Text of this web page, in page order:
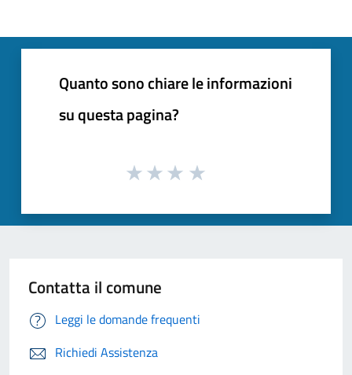
Quanto sono chiare le informazioni
su questa pagina?
Contatta il comune
Leggi le domande frequenti
Richiedi Assistenza